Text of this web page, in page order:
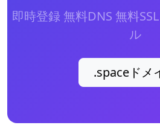
即時登録 無料DNS 無料
ル
.spaceドメ